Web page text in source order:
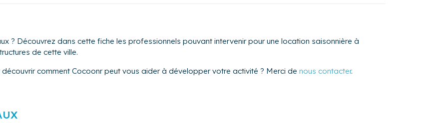
? Découvrez dans cette fiche les professionnels pouvant intervenir pour une location saisonnière à
de cette ville.
comment Cocoonr peut vous aider à développer votre activité ? Merci de nous contacter.